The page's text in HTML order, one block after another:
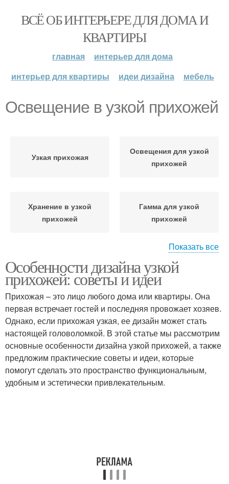
ВСЁ ОБ ИНТЕРЬЕРЕ ДЛЯ ДОМА И
КВАРТИРЫ
главная
интерьер для дома
интерьер для квартиры
идеи дизайна мебель
Освещение в узкой прихожей
Узкая прихожая
Освещения для узкой
прихожей
Хранение в узкой
прихожей
Гамма для узкой
прихожей
Прихожая с помощью Светы в прихожей
Выключатели в
прихожей
Освещения в прихожей
Узкая мебель Прихожие в коридор
Показать все
Особенности дизайна узкой
прихожей: советы и идеи
Прихожая – это лицо любого дома или квартиры. Она
первая встречает гостей и последняя провожает хозяев.
Однако, если прихожая узкая, ее дизайн может стать
настоящей головоломкой. В этой статье мы рассмотрим
основные особенности дизайна узкой прихожей, а также
предложим практические советы и идеи, которые
помогут сделать это пространство функциональным,
удобным и эстетически привлекательным.